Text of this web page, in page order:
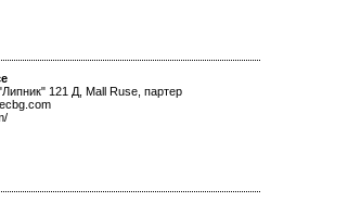
121 Д, Mall Ruse, партер